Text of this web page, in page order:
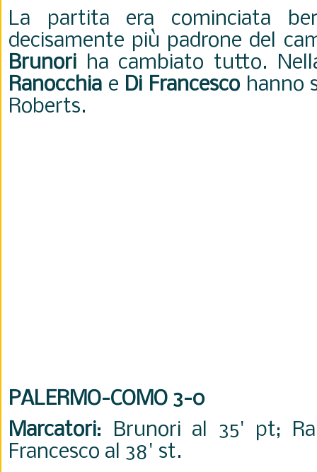
La partita era cominciata
decisamente più padrone del
Brunori ha cambiato tutto.
Ranocchia e Di Francescohanno
Roberts.
PALERMO-COMO 3-0
Marcatori: Brunori al 35' pt;
Francesco al 38' st.